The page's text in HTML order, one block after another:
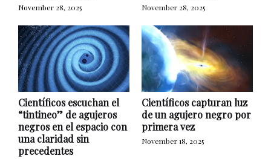
November 28, 2025 November 28, 2025
Científicos escuchan el
“tintineo” de agujeros
negros en el espacio con
una claridad sin
precedentes
Científicos capturan luz
de un agujero negro por
primera vez
November 18, 2025